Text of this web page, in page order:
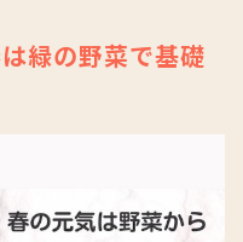
UCZAiA9mv3m-
緑の野菜で基礎